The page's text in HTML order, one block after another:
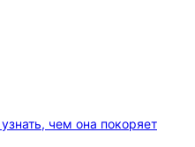
чем она покоряет